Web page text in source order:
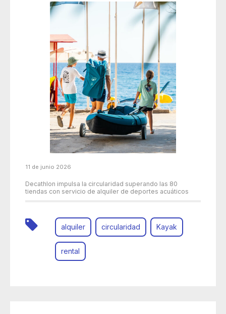
11 de junio 2026
Decathlon impulsa la circularidad superando las 80
tiendas con servicio de alquiler de deportes acuáticos
alquiler circularidad Kayak
rental